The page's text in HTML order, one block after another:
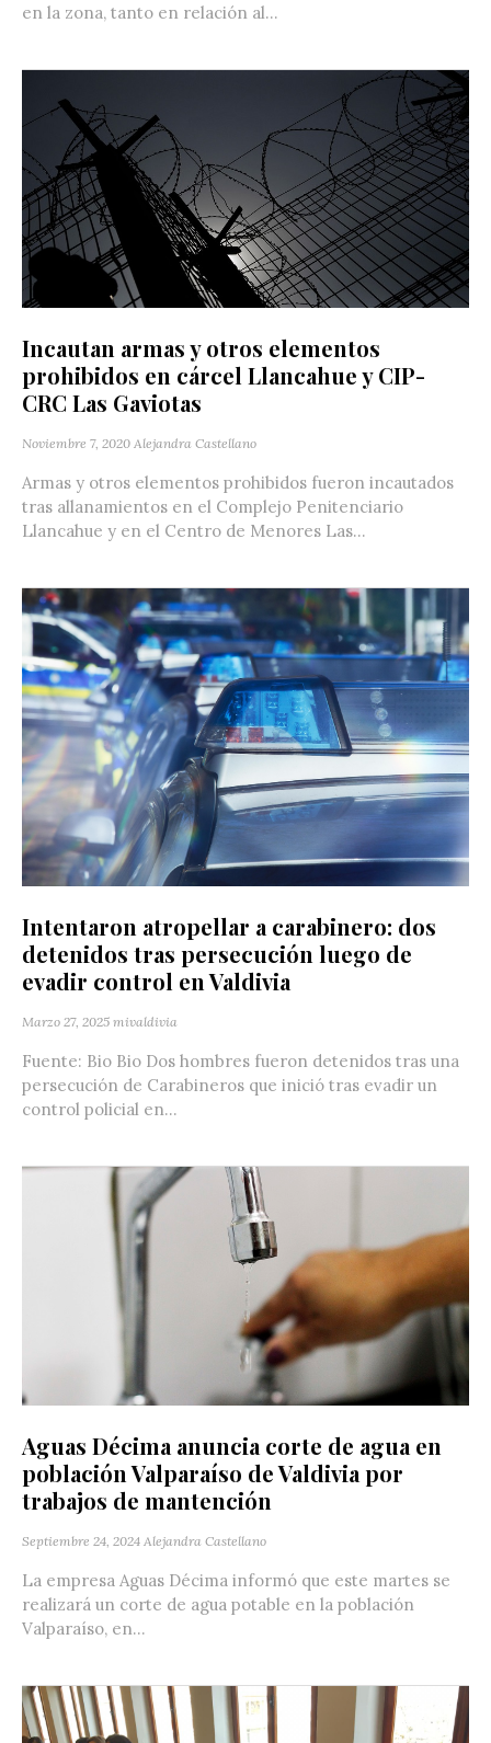
en la zona, tanto en relación al...
Incautan armas y otros elementos
prohibidos en cárcel Llancahue y CIP-
CRC Las Gaviotas
Noviembre 7, 2020 Alejandra Castellano
Armas y otros elementos prohibidos fueron incautados
tras allanamientos en el Complejo Penitenciario
Llancahue y en el Centro de Menores Las...
Intentaron atropellar a carabinero: dos
detenidos tras persecución luego de
evadir control en Valdivia
Marzo 27, 2025 mivaldivia
Fuente: Bio Bio Dos hombres fueron detenidos tras una
persecución de Carabineros que inició tras evadir un
control policial en...
Aguas Décima anuncia corte de agua en
población Valparaíso de Valdivia por
trabajos de mantención
Septiembre 24, 2024 Alejandra Castellano
La empresa Aguas Décima informó que este martes se
realizará un corte de agua potable en la población
Valparaíso, en...